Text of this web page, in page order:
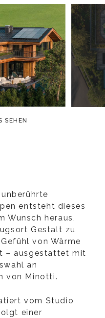
SEHEN
2
entsteht dieses
Wunsch heraus,
Gestalt zu
von Wärme
– ausgestattet mit
an
von Minotti.
vom Studio
einer